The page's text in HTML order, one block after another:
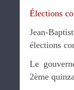
Élections
Jean-
élections
Le
2ème